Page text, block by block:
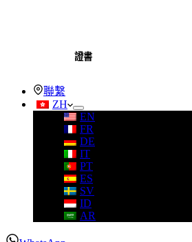
證書
聯繫
ZH
EN
FR
DE
IT
PT
ES
SV
ID
AR